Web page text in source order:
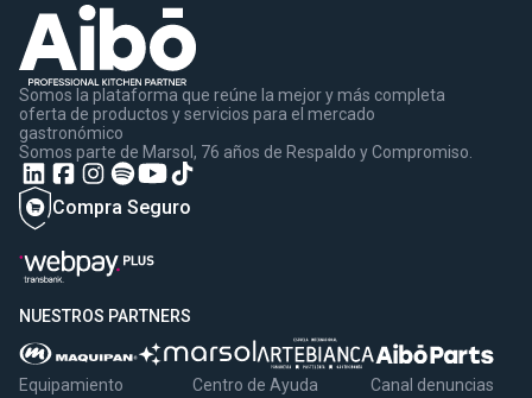
Somos la plataforma que reúne la mejor y más completa
oferta de productos y servicios para el mercado
gastronómico
Somos parte de Marsol, 76 años de Respaldo y Compromiso.
Compra Seguro
NUESTROS PARTNERS
Equipamiento
Centro de Ayuda
Canal denuncias